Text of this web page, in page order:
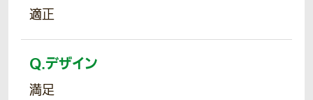
適正
Q.デザイン
満足